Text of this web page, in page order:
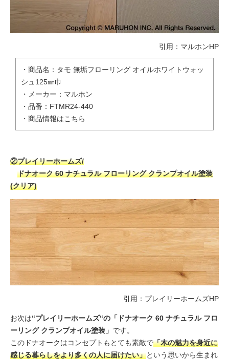
引用： マルホンHP
・商品名：タモ 無垢フローリング オイルホワイトウォッ
シュ125㎜巾
・メーカー：マルホン
・品番：FTMR24-440
・ 商品情報はこちら
②プレイリーホームズ/
ドナオーク 60 ナチュラル フローリング クランプオイル塗装
(クリア)
引用： プレイリーホームズHP
お次は“プレイリーホームズ“の「ドナオーク 60 ナチュラル フロ
ーリング クランプオイル塗装」 です。
このドナオークはコンセプトもとても素敵で「木の魅力を身近に
感じる暮らしをより多くの人に届けたい」という思いから生まれ